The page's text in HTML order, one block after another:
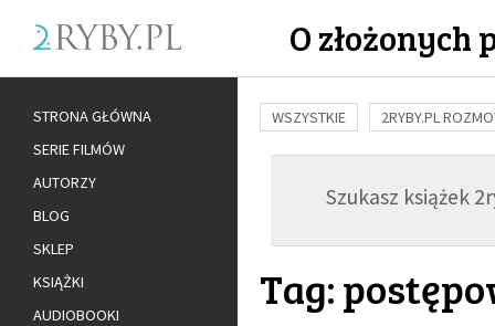
O
WSZYSTKIE 2RYBY.PL
BUDOWANIE WIĘZI RODZINA
ADOPCJASzukasz książek
Tag:
STRONA GŁÓWNA
SERIE FILMÓW
AUTORZY
BLOG
SKLEP
KSIĄŻKI
AUDIOBOOKI